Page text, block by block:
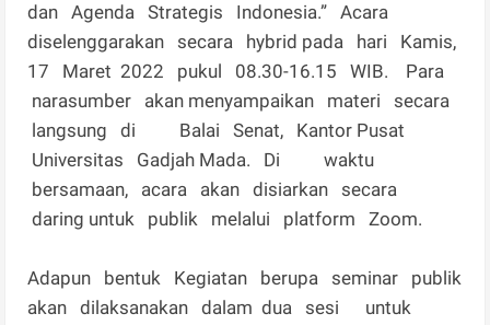
dan Agenda Strategis Indonesia.” Acara
diselenggarakan secara hybrid pada hari Kamis,
17 Maret 2022 pukul 08.30-16.15 WIB. Para
narasumber akan menyampaikan materi secara
langsung di Balai Senat, Kantor Pusat
Universitas Gadjah Mada. Di waktu
bersamaan, acara akan disiarkan secara
daring untuk publik melalui platform Zoom.
Adapun bentuk Kegiatan berupa seminar publik
akan dilaksanakan dalam dua sesi untuk